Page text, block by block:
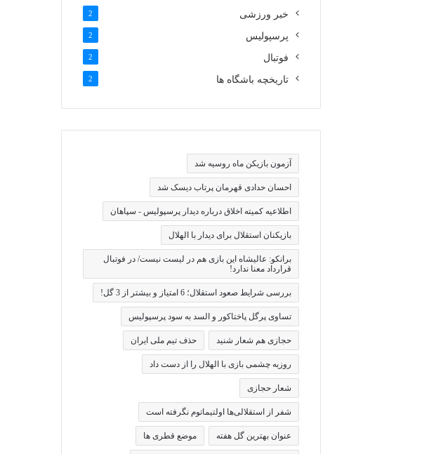
خبر ورزشی 2
پرسپولیس 2
فوتبال 2
تاریخچه باشگاه ها 2
آزمون بازیکن ماه روسیه شد
احسان حدادی قهرمان پرتاب دیسک شد
اطلاعیه کمیته اخلاق درباره دیدار پرسپولیس - سپاهان
بازیکنان استقلال برای دیدار با الهلال
برانکو: عالیشاه این بازی هم در لیست نیست/ در فوتبال
قرارداد معنا ندارد!
بررسی شرایط صعود استقلال؛ 6 امتیاز و بیشتر از 3 گل!
تساوی پرگل پاختاکور و السد به سود پرسپولیس
حجازی هم شعار شنید حذف تیم ملی ایران
روزبه چشمی بازی با الهلال را از دست داد
شعار حجازی
شفر از استقلالی‌ها اولتیماتوم نگرفته است
عنوان بهترین گل هفته موضع قطری ها